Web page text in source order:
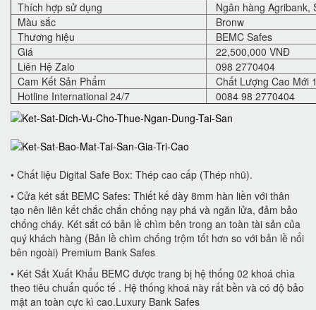
Thích hợp sử dụng
Ngân hàng Agribank,
Màu sắc
Bronw
Thương hiệu
BEMC Safes
Giá
22,500,000 VNĐ
Liên Hệ Zalo
098 2770404
Cam Kết Sản Phẩm
Chất Lượng Cao Mới
Hotline International 24/7
0084 98 2770404
• Chất liệu Digital Safe Box: Thép cao cấp (Thép nhũ).
• Cửa két sắt BEMC Safes: Thiết kế dày 8mm hàn liền với thân
tạo nên liên kết chắc chắn chống nạy phá và ngăn lửa, đảm bảo
chống cháy. Két sắt có bản lề chìm bên trong an toàn tài sản của
quý khách hàng (Bản lề chìm chống trộm tốt hơn so với bản lề nổi
bên ngoài) Premium Bank Safes
• Két Sắt Xuất Khẩu BEMC được trang bị hệ thống 02 khoá chìa
theo tiêu chuẩn quốc tế . Hệ thống khoá này rất bền và có độ bảo
mật an toàn cực kì cao.Luxury Bank Safes